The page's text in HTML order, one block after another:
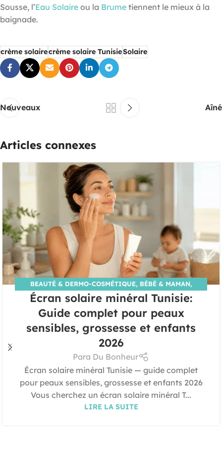
Sousse, l’Eau Solaire ou la Brume tiennent le mieux à la
baignade.
crème solairecrème solaire TunisieSolaire
Nouveaux Aîné
Articles connexes
BEAUTÉ & DERMO-COSMÉTIQUE, BÉBÉ & MAMAN,
CONSEILS SANTÉ & ASTUCES
Écran solaire minéral Tunisie:
Guide complet pour peaux
sensibles, grossesse et enfants
2026
Para Du Bonheur
Écran solaire minéral Tunisie — guide complet
pour peaux sensibles, grossesse et enfants 2026
Vous cherchez un écran solaire minéral T...
LIRE LA SUITE